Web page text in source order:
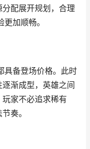
配展开规划，合理
加顺畅。
具备登场价格。此时
渐成型，英雄之间
家不必追求稀有
奏。